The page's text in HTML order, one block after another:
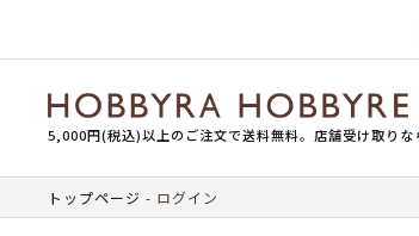
5,000円(税込)以上のご注文で送料無料。店舗受け取りな
トップページ ログイン